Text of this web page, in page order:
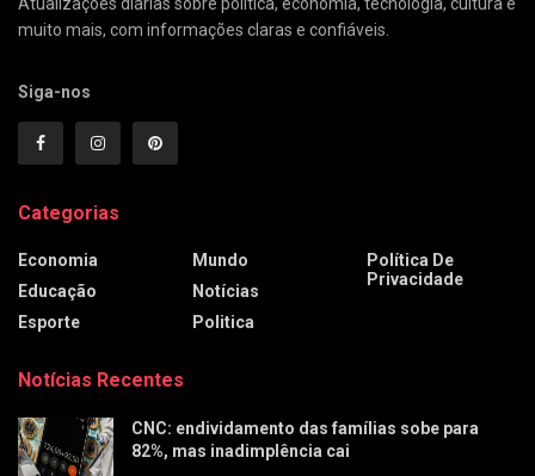
Atualizações diárias sobre política, economia, tecnologia, cultura e
muito mais, com informações claras e confiáveis.
Siga-nos
Categorias
Economia
Educação
Esporte
Mundo
Notícias
Politica
Política De
Privacidade
Notícias Recentes
CNC: endividamento das famílias sobe para
82%, mas inadimplência cai